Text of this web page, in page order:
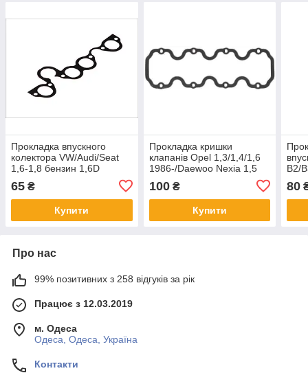
Прокладка впускного
колектора VW/Audi/Seat
1,6-1,8 бензин 1,6D
65 ₴
Купити
Прокладка кришки
клапанів Opel 1,3/1,4/1,6
1986-/Daewoo Nexia 1,5
100₴
Купити
B2/
80
Про нас
99% позитивних з 258 відгуків за рік
Працює з 12.03.2019
м. Одеса
Одеса, Одеса, Україна
Контакти